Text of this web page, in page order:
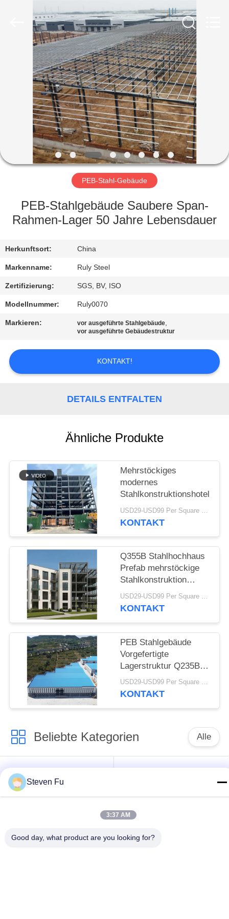
HAUS
PRODUKTE
VIDEOS
VR
SHOW
ÜBER
UNS
FABRIK-
AUSFLUG
QUALITÄTSKONTROLLE
TRETEN
SIE
MIT
NACHRICHTEN
STÖRUNGS-
LÖSUNG
BLOG
SITEMAP
PRIVACY
POLICY
PEB-Stahl-Gebäude
PEB-Stahlgebäude Saubere Span-
Rahmen-Lager 50 Jahre Lebensdauer
Herkunftsort: China
Markenname: Ruly Steel
Zertifizierung: SGS, BV, ISO
Modellnummer: Ruly0070
Markieren: vor ausgeführte Stahlgebäude,
vor ausgeführte Gebäudestruktur
KONTAKT!
DETAILS ENTFALTEN
Ähnliche Produkte
Mehrstöckiges
modernes
Stahlkonstruktionshotel
USD29-USD99 Per Square Meter MOQ:200 Quadratmeter
KONTAKT
Q355B Stahlhochhaus
Prefab mehrstöckige
Stahlkonstruktion
Rahmenwohnung
USD29-USD99 Per Square Meter MOQ:500 Quadratmeter
KONTAKT
PEB Stahlgebäude
Vorgefertigte
Lagerstruktur Q235B
Q355B
USD29-USD99 Per Square Meter MOQ:500 Quadratmeter
KONTAKT
Beliebte Kategorien Alle
Stahlkonstruktion
Lager
Vorfabrizierte
Steven Fu
3:37 AM
Good day, what product are you looking for?